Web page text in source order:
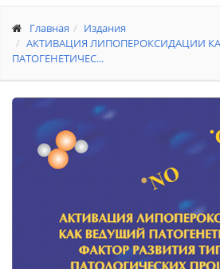
Главная
Издания
АКТИВАЦИЯ ЛИПОПЕРОКСИДАЦИИ
ПАТОГЕНЕТИЧЕС...